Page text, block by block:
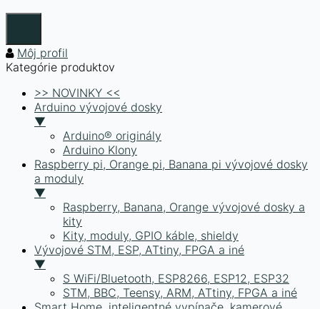
Môj profil
Kategórie produktov
>> NOVINKY <<
Arduino vývojové dosky
▼
Arduino® originály
Arduino Klony
Raspberry pi, Orange pi, Banana pi vývojové dosky
a moduly
▼
Raspberry, Banana, Orange vývojové dosky a
kity
Kity, moduly, GPIO káble, shieldy
Vývojové STM, ESP, ATtiny, FPGA a iné
▼
S WiFi/Bluetooth, ESP8266, ESP12, ESP32
STM, BBC, Teensy, ARM, ATtiny, FPGA a iné